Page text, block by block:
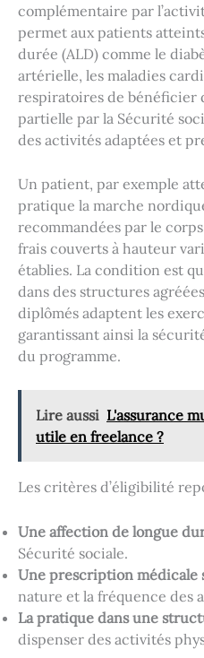
complémentaire par
permet aux patients
durée (ALD) comme le
artérielle, les maladies
respiratoires de bénéficier
partielle par la Sécurité
des activités adaptées et
Un patient, par exemple
pratique la marche
recommandées par le
frais couverts à hauteur
établies. La condition est
dans des structures
diplômés adaptent les
garantissant ainsi la
du programme.
Lire aussi L'assurance
utile en freelance ?
Les critères d’éligibilité
Une affection de longue
Sécurité sociale.
Une prescription médicale
nature et la fréquence des
La pratique dans une
dispenser des activités